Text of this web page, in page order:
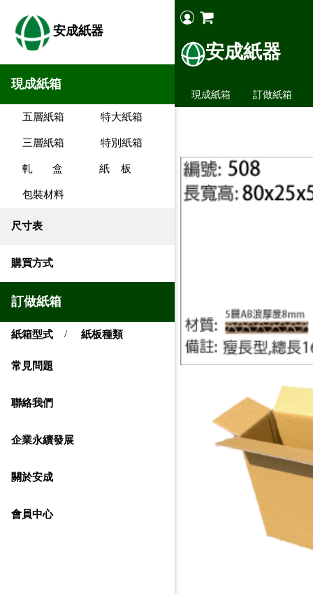
安成紙器
現成紙箱
五層紙箱 特大紙箱
三層紙箱 特別紙箱
軋 盒 紙 板
包裝材料
尺寸表
購買方式
訂做紙箱
紙箱型式 / 紙板種類
常見問題
聯絡我們
企業永續發展
關於安成
會員中心
安成紙器
現成紙箱 訂做紙箱